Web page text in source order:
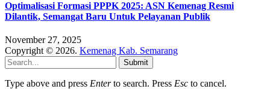
Optimalisasi Formasi PPPK 2025: ASN Kemenag Resmi
Dilantik, Semangat Baru Untuk Pelayanan Publik
November 27, 2025
Copyright © 2026. Kemenag Kab. Semarang
Submit
Type above and press Enterto search. Press Esc to cancel.